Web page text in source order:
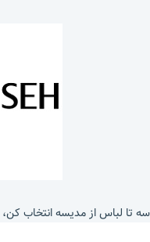
سه تا لباس از مدیسه انتخاب کن،